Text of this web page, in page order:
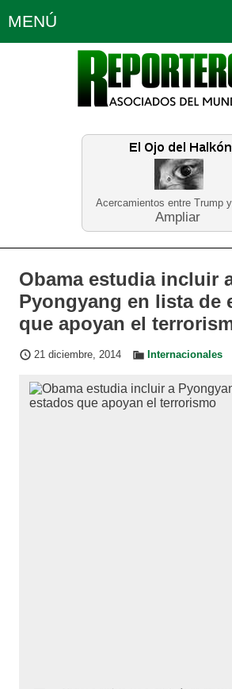
Acercamientos entre Trump
Ampliar
MENÚ
Política Opinión
Planeta Tierra
Educación
Obama estudia incluir
Pyongyang en lista de
que apoyan el
21 diciembre, 2014 Internacionales